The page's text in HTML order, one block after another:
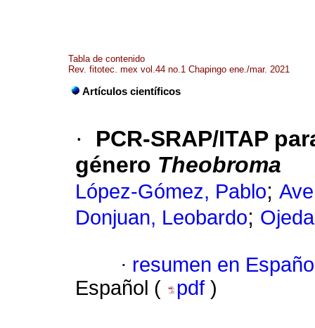
Tabla de contenido
Rev. fitotec. mex vol.44 no.1 Chapingo ene./mar. 2021
Artículos científicos
·
PCR-SRAP/ITAP
género Theobroma
López-Gómez, Pablo;
Donjuan, Leobardo;
· resumen en
Español (
pdf )